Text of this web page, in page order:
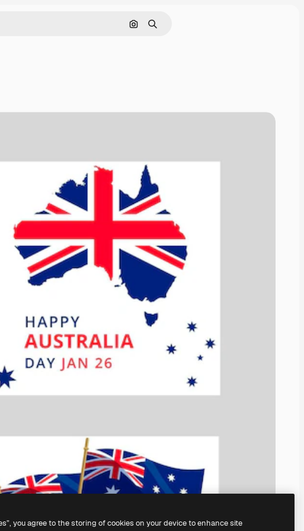
Pesquisar por imagem
Buscar
you agree to the storing of cookies on your device to enhance site